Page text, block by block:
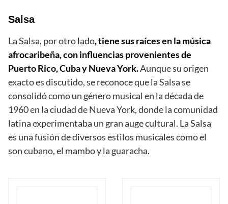
Salsa
La Salsa, por otro lado, tiene sus raíces en la música
afrocaribeña, con influencias provenientes de
Puerto Rico, Cuba y Nueva York.Aunque su origen
exacto es discutido, se reconoce que la Salsa se
consolidó como un género musical en la década de
1960 en la ciudad de Nueva York, donde la comunidad
latina experimentaba un gran auge cultural. La Salsa
es una fusión de diversos estilos musicales como el
son cubano, el mambo y la guaracha.